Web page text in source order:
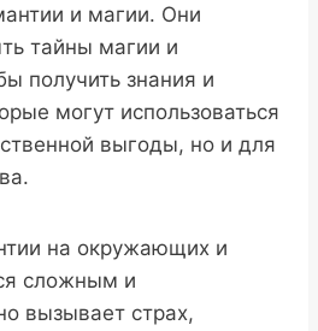
и магии. Они
тайны магии и
получить знания и
могут использоваться
выгоды, но и для
на окружающих и
сложным и
вызывает страх,